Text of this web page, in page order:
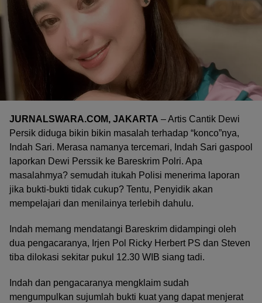
JURNALSWARA.COM, JAKARTA – Artis Cantik Dewi
Persik diduga bikin bikin masalah terhadap “konco”nya,
Indah Sari. Merasa namanya tercemari, Indah Sari gaspool
laporkan Dewi Perssik ke Bareskrim Polri. Apa
masalahmya? semudah itukah Polisi menerima laporan
jika bukti-bukti tidak cukup? Tentu, Penyidik akan
mempelajari dan menilainya terlebih dahulu.
Indah memang mendatangi Bareskrim didampingi oleh
dua pengacaranya, Irjen Pol Ricky Herbert PS dan Steven
tiba dilokasi sekitar pukul 12.30 WIB siang tadi.
Indah dan pengacaranya mengklaim sudah
mengumpulkan sujumlah bukti kuat yang dapat menjerat